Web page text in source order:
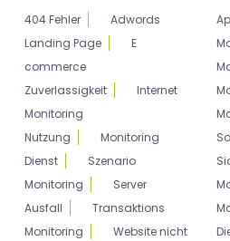
404 Fehler
Adwords
Landing Page
E
commerce
Zuverlassigkeit
Internet
Monitoring
Nutzung
Monitoring
Dienst
Szenario
Monitoring
Server
Ausfall
Transaktions
Monitoring
Website nicht